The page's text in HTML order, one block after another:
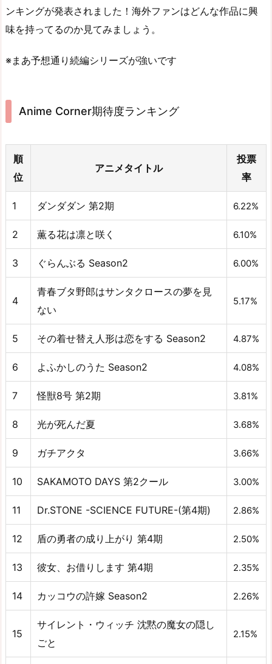
ンキングが発表されました！海外ファンはどんな作品に興
味を持ってるのか見てみましょう。
※まあ予想通り続編シリーズが強いです
Anime Corner期待度ランキング
順
位
アニメタイトル
投票
率
1 ダンダダン 第2期 6.22%
2 薫る花は凛と咲く 6.10%
3 ぐらんぶる Season2 6.00%
4
青春ブタ野郎はサンタクロースの夢を見
ない
5.17%
5 その着せ替え人形は恋をする Season2 4.87%
6 よふかしのうた Season2 4.08%
7 怪獣8号 第2期 3.81%
8 光が死んだ夏 3.68%
9 ガチアクタ 3.66%
10 SAKAMOTO DAYS 第2クール 3.00%
11 Dr.STONE -SCIENCE FUTURE-(第4期) 2.86%
12 盾の勇者の成り上がり 第4期 2.50%
13 彼女、お借りします 第4期 2.35%
14 カッコウの許嫁 Season2 2.26%
15
サイレント・ウィッチ 沈黙の魔女の隠し
ごと
2.15%